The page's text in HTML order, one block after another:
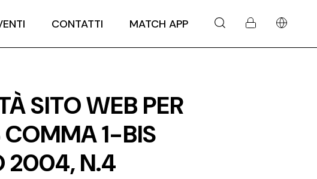
CONTATTI MATCH APP
SITO WEB PER
COMMA 1-BIS
2004, N.4